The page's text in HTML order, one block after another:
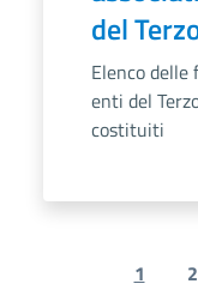
del
Elenco
enti del
costituiti
Previous page
1 2